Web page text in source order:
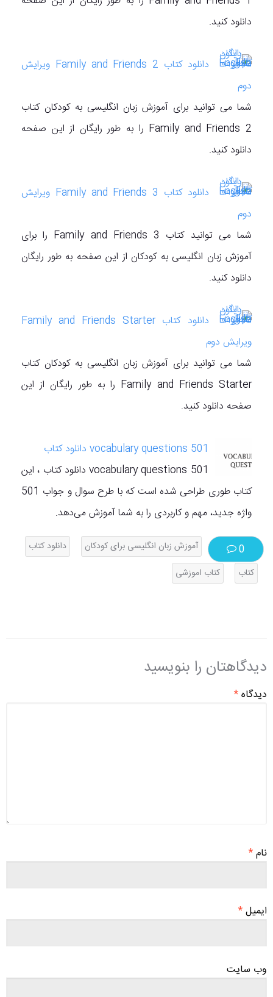
دانلود کنید.
دانلود کتاب Family and Friends 2 ویرایش
دوم
شما می توانید برای آموزش زبان انگلیسی به کودکان کتاب
Family and Friends 2 را به طور رایگان از این صفحه
دانلود کنید.
دانلود کتاب Family and Friends 3 ویرایش
دوم
شما می توانید کتاب Family and Friends 3 را برای
آموزش زبان انگلیسی به کودکان از این صفحه به طور رایگان
دانلود کنید.
دانلود کتاب Family and Friends Starter
ویرایش دوم
شما می توانید برای آموزش زبان انگلیسی به کودکان کتاب
Family and Friends Starter را به طور رایگان از این
صفحه دانلود کنید.
501 vocabulary questions دانلود کتاب
501 vocabulary questions دانلود کتاب ، این
کتاب طوری طراحی شده است که با طرح سوال و جواب 501
واژه جدید، مهم و کاربردی را به شما آموزش می‌دهد.
0 آموزش زبان انگلیسی برای کودکان
دانلود کتاب
کتاب
کتاب اموزشی
دیدگاهتان را بنویسید
دیدگاه*
نام*
ایمیل*
وب‌ سایت